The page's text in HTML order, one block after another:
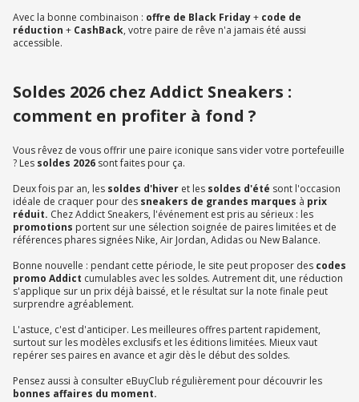
Avec la bonne combinaison : offre de Black Friday+ code de
réduction + CashBack, votre paire de rêve n'a jamais été aussi
accessible.
Soldes 2026 chez Addict Sneakers :
comment en profiter à fond ?
Vous rêvez de vous offrir une paire iconique sans vider votre portefeuille
? Les soldes 2026 sont faites pour ça.
Deux fois par an, les soldes d'hiver et les soldes d'été sont l'occasion
idéale de craquer pour des sneakers de grandes marques à prix
réduit. Chez Addict Sneakers, l'événement est pris au sérieux : les
promotions portent sur une sélection soignée de paires limitées et de
références phares signées Nike, Air Jordan, Adidas ou New Balance.
Bonne nouvelle : pendant cette période, le site peut proposer des codes
promo Addict cumulables avec les soldes. Autrement dit, une réduction
s'applique sur un prix déjà baissé, et le résultat sur la note finale peut
surprendre agréablement.
L'astuce, c'est d'anticiper. Les meilleures offres partent rapidement,
surtout sur les modèles exclusifs et les éditions limitées. Mieux vaut
repérer ses paires en avance et agir dès le début des soldes.
Pensez aussi à consulter eBuyClub régulièrement pour découvrir les
bonnes affaires du moment.